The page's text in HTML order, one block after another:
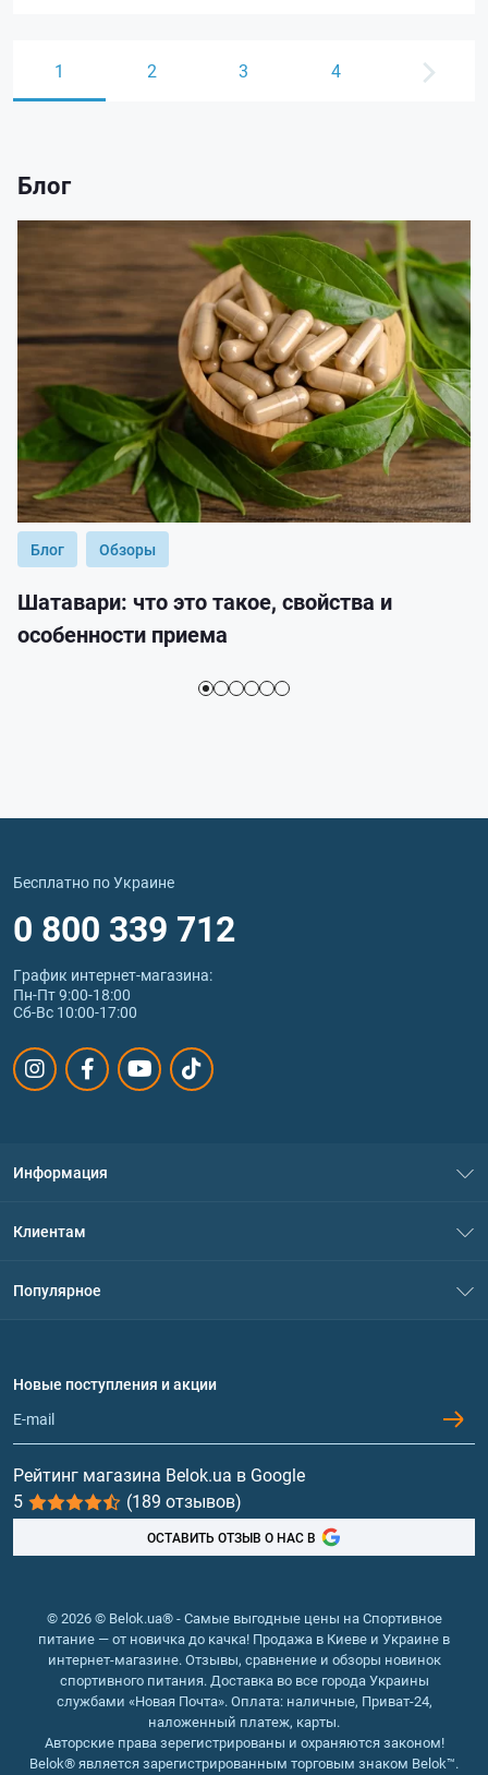
1 2 3 4
Блог
Блог Обзоры
Шатавари: что это такое, свойства и
особенности приема
Бесплатно по Украине
0 800 339 712
График интернет‑магазина:
Пн-Пт 9:00-18:00
Сб-Вс 10:00-17:00
Информация
Политика конфиденциальности
Обмен и возврат
Клиентам
Популярное
Протеин
Гейнеры
Витамины и минералы
Рыбий жир, жирные кислоты
Новые поступления и акции
Рейтинг магазина Belok.ua в Google
5
(189 отзывов)
ОСТАВИТЬ ОТЗЫВ О НАС В
© 2026 © Belok.ua® - Самые выгодные цены на Спортивное
питание — от новичка до качка! Продажа в Киеве и Украине в
интернет-магазине. Отзывы, сравнение и обзоры новинок
спортивного питания. Доставка во все города Украины
службами «Новая Почта». Оплата: наличные, Приват-24,
наложенный платеж, карты.
Авторские права зерегистрированы и охраняются законом!
Belok® является зарегистрированным торговым знаком Belok™.